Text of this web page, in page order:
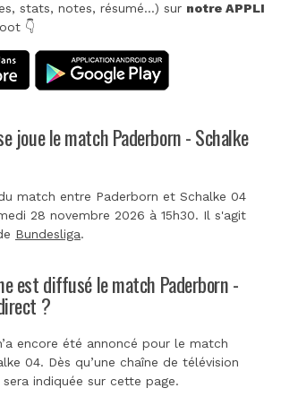
stats, notes, résumé...) sur notre APPLI
👇
joue le match Paderborn - Schalke
match entre Paderborn et Schalke 04
28 novembre 2026 à 15h30. Il s'agit
Bundesliga.
est diffusé le match Paderborn -
?
encore été annoncé pour le match
04. Dès qu’une chaîne de télévision
indiquée sur cette page.